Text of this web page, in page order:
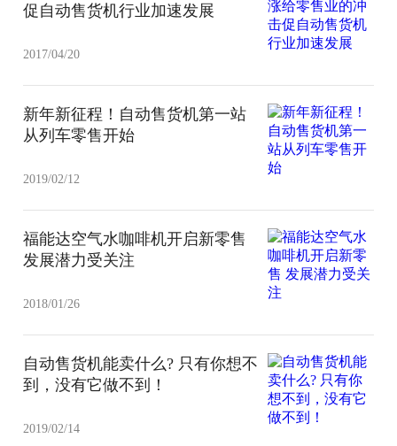
促自动售货机行业加速发展
2017/04/20
新年新征程！自动售货机第一站
从列车零售开始
2019/02/12
福能达空气水咖啡机开启新零售
发展潜力受关注
2018/01/26
自动售货机能卖什么? 只有你想不
到，没有它做不到！
2019/02/14